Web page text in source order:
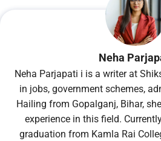
Neha
Neha Parjapati i is a writer at
in jobs, government schemes,
Hailing from Gopalganj, Bihar,
experience in this field.
graduation from Kamla Rai